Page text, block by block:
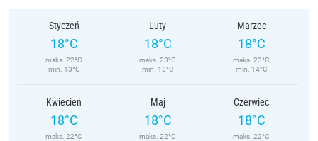
Styczeń
18°C
maks. 22°C
min. 13°C
Luty
18°C
maks. 23°C
min. 13°C
Marzec
18°C
maks. 23°C
min. 14°C
Kwiecień
18°C
maks. 22°C
Maj
18°C
maks. 22°C
Czerwiec
18°C
maks. 22°C